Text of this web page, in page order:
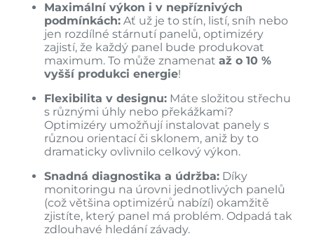
Maximální výkon i v nepříznivých
podmínkách: Ať už je to stín, listí, sníh nebo
jen rozdílné stárnutí panelů, optimizéry
zajistí, že každý panel bude produkovat
maximum. To může znamenat až o 10 %
vyšší produkci energie!
Flexibilita v designu: Máte složitou střechu
s různými úhly nebo překážkami?
Optimizéry umožňují instalovat panely s
různou orientací či sklonem, aniž by to
dramaticky ovlivnilo celkový výkon.
Snadná diagnostika a údržba: Díky
monitoringu na úrovni jednotlivých panelů
(což většina optimizérů nabízí) okamžitě
zjistíte, který panel má problém. Odpadá tak
zdlouhavé hledání závady.